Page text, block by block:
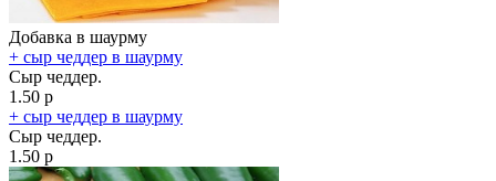
Добавка в шаурму
+ сыр чеддер в шаурму
Сыр чеддер.
1.50 р
+ сыр чеддер в шаурму
Сыр чеддер.
1.50 р